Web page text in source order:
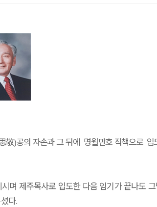
敬)공의 자손과 그 뒤에 명월만호 직책으로 입
며 제주목사로 입도한 다음 임기가 끝나도
다.